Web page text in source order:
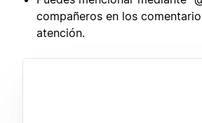
compañeros en los
atención.